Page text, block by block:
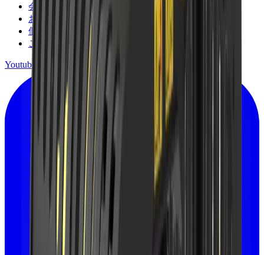
会社情報
お問い合わせ
個人情報保護方針
ご利用規約
Youtube